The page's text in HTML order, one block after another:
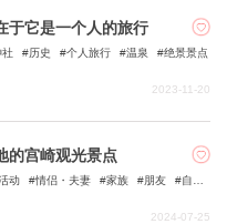
于它是一个人的旅行
社 历史 个人旅行 温泉 绝景景点
2023-11-20
的宫崎观光景点
动 情侣・夫妻 家族 朋友
自
2024-07-25